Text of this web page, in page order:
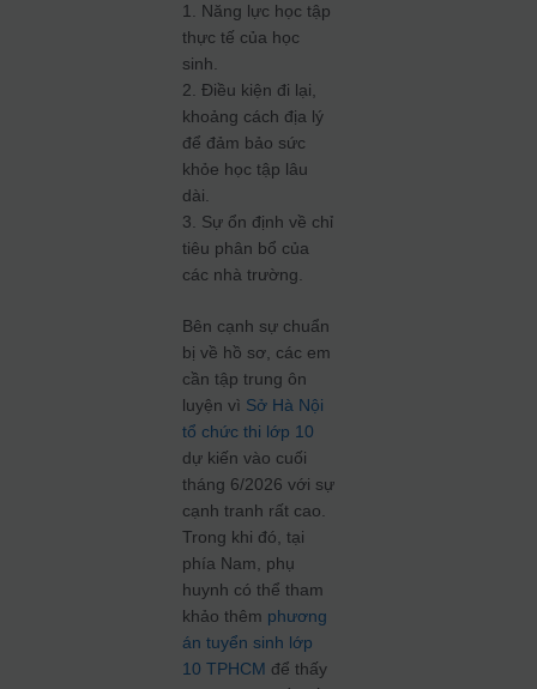
1. Năng lực học tập
thực tế của học
sinh.
2. Điều kiện đi lại,
khoảng cách địa lý
để đảm bảo sức
khỏe học tập lâu
dài.
3. Sự ổn định về chỉ
tiêu phân bổ của
các nhà trường.
Bên cạnh sự chuẩn
bị về hồ sơ, các em
cần tập trung ôn
luyện vì Sở Hà Nội
tổ chức thi lớp 10
dự kiến vào cuối
tháng 6/2026 với sự
cạnh tranh rất cao.
Trong khi đó, tại
phía Nam, phụ
huynh có thể tham
khảo thêm phương
án tuyển sinh lớp
10 TPHCM để thấy